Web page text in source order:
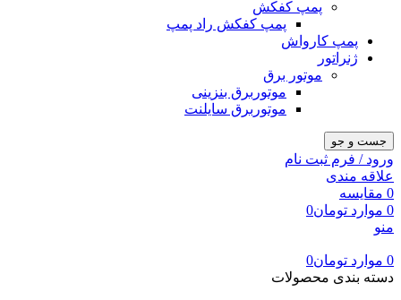
پمپ کفکش
پمپ کفکش راد پمپ
پمپ کارواش
ژنراتور
موتور برق
موتوربرق بنزینی
موتوربرق سایلنت
جست و جو
ورود / فرم ثبت نام
علاقه مندی
0 مقایسه
0 موارد تومان0
منو
0 موارد تومان0
دسته بندی محصولات